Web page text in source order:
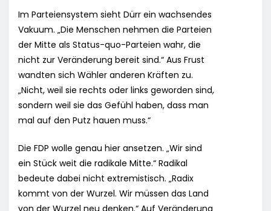
Im Parteiensystem sieht Dürr ein wachsendes
Vakuum. „Die Menschen nehmen die Parteien
der Mitte als Status-quo-Parteien wahr, die
nicht zur Veränderung bereit sind.“ Aus Frust
wandten sich Wähler anderen Kräften zu.
„Nicht, weil sie rechts oder links geworden sind,
sondern weil sie das Gefühl haben, dass man
mal auf den Putz hauen muss.“
Die FDP wolle genau hier ansetzen. „Wir sind
ein Stück weit die radikale Mitte.“ Radikal
bedeute dabei nicht extremistisch. „Radix
kommt von der Wurzel. Wir müssen das Land